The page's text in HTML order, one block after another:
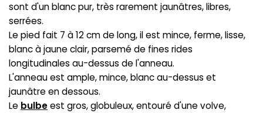
sont d'un blanc pur, très rarement jaunâtres, libres,
serrées.
Le pied fait 7 à 12 cm de long, il est mince, ferme, lisse,
blanc à jaune clair, parsemé de fines rides
longitudinales au-dessus de l'anneau.
L'anneau est ample, mince, blanc au-dessus et
jaunâtre en dessous.
Le bulbeest gros, globuleux, entouré d'une volve,